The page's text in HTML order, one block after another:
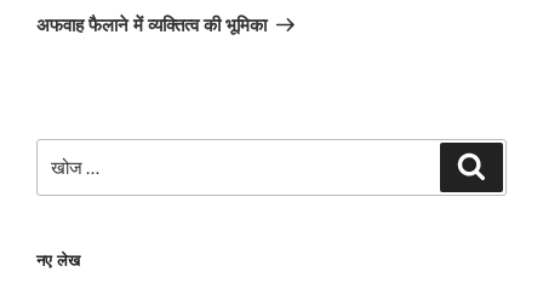
पोस्ट
अफवाह फैलाने में व्यक्तित्व की भूमिका
नए लेख